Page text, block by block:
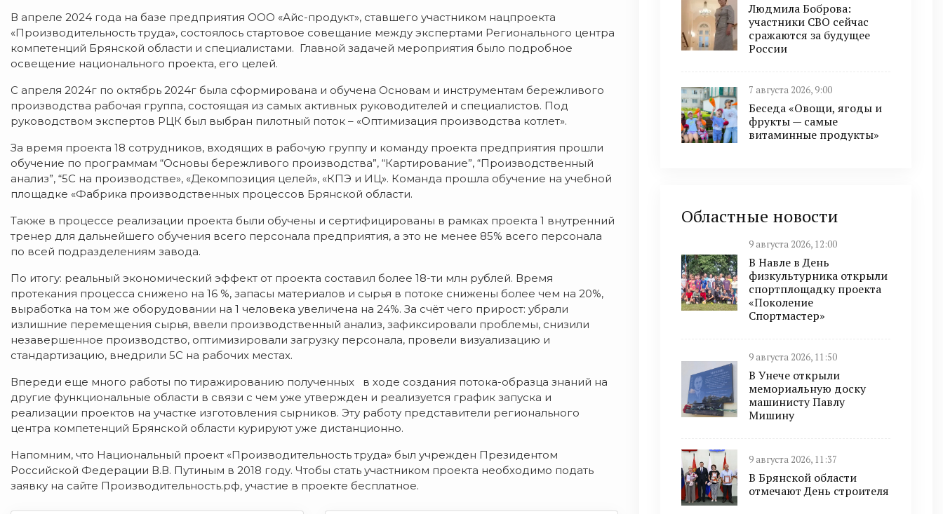
В апреле 2024 года на базе предприятия ООО «Айс-продукт», ставшего участником нацпроекта
«Производительность труда», состоялось стартовое совещание между экспертами Регионального центра
компетенций Брянской области и специалистами. Главной задачей мероприятия было подробное
освещение национального проекта, его целей.
С апреля 2024г по октябрь 2024г была сформирована и обучена Основам и инструментам бережливого
производства рабочая группа, состоящая из самых активных руководителей и специалистов. Под
руководством экспертов РЦК был выбран пилотный поток – «Оптимизация производства котлет».
За время проекта 18 сотрудников, входящих в рабочую группу и команду проекта предприятия прошли
обучение по программам “Основы бережливого производства”, “Картирование”, “Производственный
анализ”, “5С на производстве», «Декомпозиция целей», «КПЭ и ИЦ». Команда прошла обучение на учебной
площадке «Фабрика производственных процессов Брянской области.
Также в процессе реализации проекта были обучены и сертифицированы в рамках проекта 1 внутренний
тренер для дальнейшего обучения всего персонала предприятия, а это не менее 85% всего персонала
по всей подразделениям завода.
По итогу: реальный экономический эффект от проекта составил более 18-ти млн рублей. Время
протекания процесса снижено на 16 %, запасы материалов и сырья в потоке снижены более чем на 20%,
выработка на том же оборудовании на 1 человека увеличена на 24%. За счёт чего прирост: убрали
излишние перемещения сырья, ввели производственный анализ, зафиксировали проблемы, снизили
незавершенное производство, оптимизировали загрузку персонала, провели визуализацию и
стандартизацию, внедрили 5С на рабочих местах.
Впереди еще много работы по тиражированию полученных в ходе создания потока-образца знаний на
другие функциональные области в связи с чем уже утвержден и реализуется график запуска и
реализации проектов на участке изготовления сырников. Эту работу представители регионального
центра компетенций Брянской области курируют уже дистанционно.
Напомним, что Национальный проект «Производительность труда» был учрежден Президентом
Российской Федерации В.В. Путиным в 2018 году. Чтобы стать участником проекта необходимо подать
заявку на сайте Производительность.рф, участие в проекте бесплатное.
Людмила Боброва:
участники СВО сейчас
сражаются за будущее
России
7 августа 2026, 9:00
Беседа «Овощи, ягоды и
фрукты — самые
витаминные продукты»
Областные новости
9 августа 2026, 12:00
В Навле в День
физкультурника открыли
спортплощадку проекта
«Поколение
Спортмастер»
9 августа 2026, 11:50
В Унече открыли
мемориальную доску
машинисту Павлу
Мишину
9 августа 2026, 11:37
В Брянской области
отмечают День строителя